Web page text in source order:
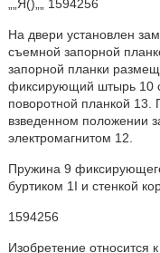
„„Я()„„ 1594256
На двери установлен
съемной запорной
запорной планки
фиксирующий штырь 10
поворотной планкой 13.
взведенном положении
электромагнитом 12.
Пружина 9
буртиком 1I и стенкой
1594256
Изобретение относится